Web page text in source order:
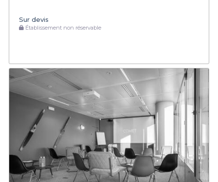
Sur devis
Établissement non réservable